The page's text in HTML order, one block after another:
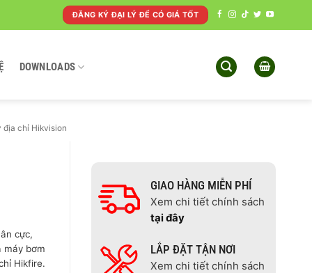
ĐĂNG KÝ ĐẠI LÝ ĐỂ CÓ GIÁ TỐT
DOWNLOADS
địa chỉ Hikvision
GIAO HÀNG MIỄN PHÍ
Xem chi tiết chính sách
tại đây
LẮP ĐẶT TẬN NƠI
Xem chi tiết chính sách
cực,
máy bơm
Hikfire.